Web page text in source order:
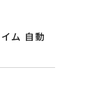
ム 自動